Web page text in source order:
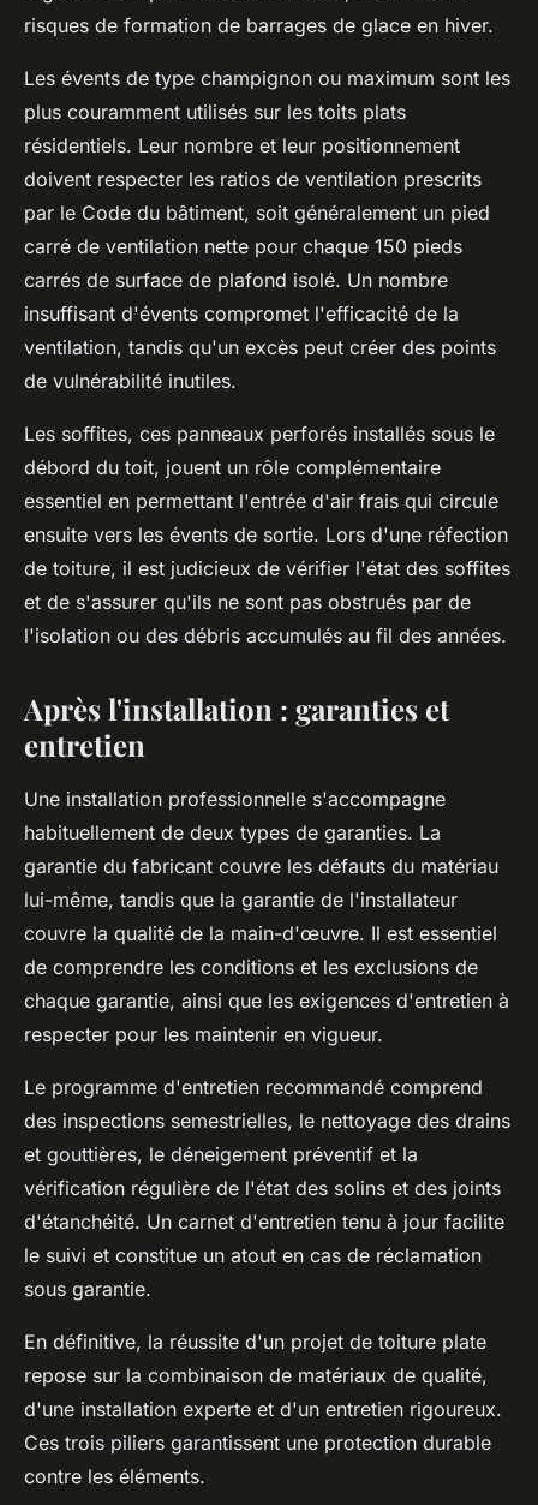
risques de formation de barrages de glace en hiver.
Les évents de type champignon ou maximum sont les
plus couramment utilisés sur les toits plats
résidentiels. Leur nombre et leur positionnement
doivent respecter les ratios de ventilation prescrits
par le Code du bâtiment, soit généralement un pied
carré de ventilation nette pour chaque 150 pieds
carrés de surface de plafond isolé. Un nombre
insuffisant d'évents compromet l'efficacité de la
ventilation, tandis qu'un excès peut créer des points
de vulnérabilité inutiles.
Les soffites, ces panneaux perforés installés sous le
débord du toit, jouent un rôle complémentaire
essentiel en permettant l'entrée d'air frais qui circule
ensuite vers les évents de sortie. Lors d'une réfection
de toiture, il est judicieux de vérifier l'état des soffites
et de s'assurer qu'ils ne sont pas obstrués par de
l'isolation ou des débris accumulés au fil des années.
Après l'installation : garanties et
entretien
Une installation professionnelle s'accompagne
habituellement de deux types de garanties. La
garantie du fabricant couvre les défauts du matériau
lui-même, tandis que la garantie de l'installateur
couvre la qualité de la main-d'œuvre. Il est essentiel
de comprendre les conditions et les exclusions de
chaque garantie, ainsi que les exigences d'entretien à
respecter pour les maintenir en vigueur.
Le programme d'entretien recommandé comprend
des inspections semestrielles, le nettoyage des drains
et gouttières, le déneigement préventif et la
vérification régulière de l'état des solins et des joints
d'étanchéité. Un carnet d'entretien tenu à jour facilite
le suivi et constitue un atout en cas de réclamation
sous garantie.
En définitive, la réussite d'un projet de toiture plate
repose sur la combinaison de matériaux de qualité,
d'une installation experte et d'un entretien rigoureux.
Ces trois piliers garantissent une protection durable
contre les éléments.